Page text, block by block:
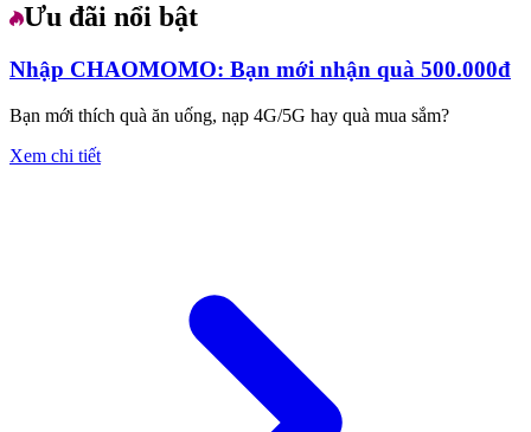
Ưu đãi nổi bật
Nhập CHAOMOMO: Bạn mới nhận quà 500.000đ
Bạn mới thích quà ăn uống, nạp 4G/5G hay quà mua sắm?
Xem chi tiết